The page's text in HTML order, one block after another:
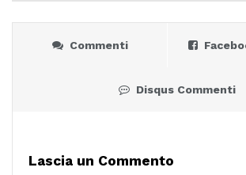
Commenti
Disqus Commenti
Lascia un Commento